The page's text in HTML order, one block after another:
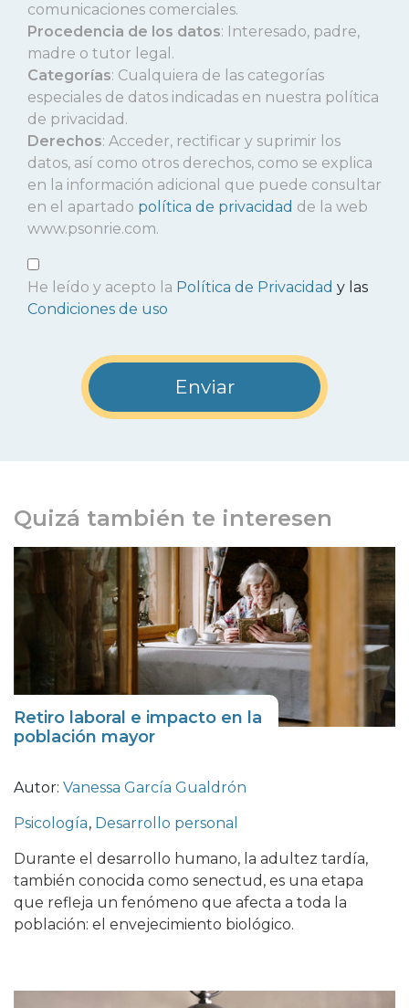
comunicaciones comerciales.
Procedencia de los datos: Interesado, padre,
madre o tutor legal.
Categorías: Cualquiera de las categorías
especiales de datos indicadas en nuestra política
de privacidad.
Derechos: Acceder, rectificar y suprimir los
datos, así como otros derechos, como se explica
en la información adicional que puede consultar
en el apartado política de privacidad de la web
www.psonrie.com.
He leído y acepto la Política de Privacidad y las
Condiciones de uso
Quizá también te interesen
Retiro laboral e impacto en la
población mayor
Autor: Vanessa García Gualdrón
Psicología, Desarrollo personal
Durante el desarrollo humano, la adultez tardía,
también conocida como senectud, es una etapa
que refleja un fenómeno que afecta a toda la
población: el envejecimiento biológico.